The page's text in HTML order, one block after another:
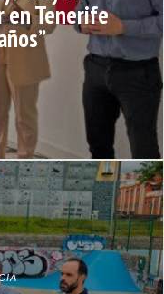
en Tenerife